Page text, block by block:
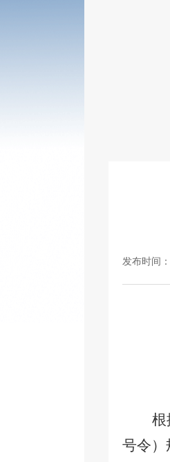
发布时间
根
号令）